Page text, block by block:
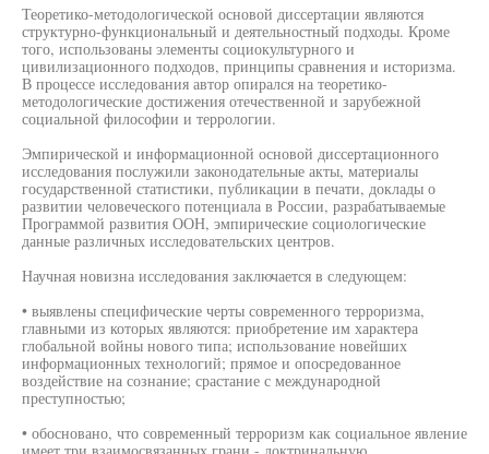
Теоретико-методологической основой диссертации являются
структурно-функциональный и деятельностный подходы. Кроме
того, использованы элементы социокультурного и
цивилизационного подходов, принципы сравнения и историзма.
В процессе исследования автор опирался на теоретико-
методологические достижения отечественной и зарубежной
социальной философии и террологии.
Эмпирической и информационной основой диссертационного
исследования послужили законодательные акты, материалы
государственной статистики, публикации в печати, доклады о
развитии человеческого потенциала в России, разрабатываемые
Программой развития ООН, эмпирические социологические
данные различных исследовательских центров.
Научная новизна исследования заключается в следующем:
• выявлены специфические черты современного терроризма,
главными из которых являются: приобретение им характера
глобальной войны нового типа; использование новейших
информационных технологий; прямое и опосредованное
воздействие на сознание; срастание с международной
преступностью;
• обосновано, что современный терроризм как социальное явление